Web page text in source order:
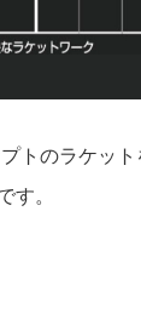
トのラケッ
す。